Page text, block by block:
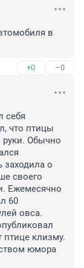
в
+0 –0
себя
что птицы
руки. Обычно
заходила о
своего
Ежемесячно
60
овса.
птице клизму.
юмора